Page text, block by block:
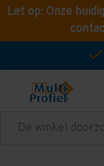
Let op: Onze
Zoeken